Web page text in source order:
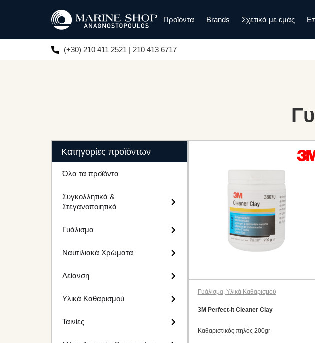
Προϊόντα Brands Σχετικά με εμάς
(+30) 210 411 2521 | 210 413 6717
Κατηγορίες προϊόντων
Όλα τα προϊόντα
Συγκολλητικά &
Στεγανοποιητικά
Γυάλισμα
Ναυτιλιακά Χρώματα
Λείανση
Υλικά Καθαρισμού
Ταινίες
Γυάλισμα, Υλικά Καθαρισμού
3M Perfect-It Cleaner Clay
Καθαριστικός πηλός 200gr